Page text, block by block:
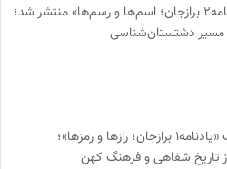
کتاب «یادنامه۲ برازجان؛ اسم‌ها و رسم‌ها» منتشر شد؛
مسیر دشتستان‌شناسی
انتشار کتاب «یادنامه۱ برازجان؛ رازها و رمزها»؛
تاریخ شفاهی و فرهنگ کهن